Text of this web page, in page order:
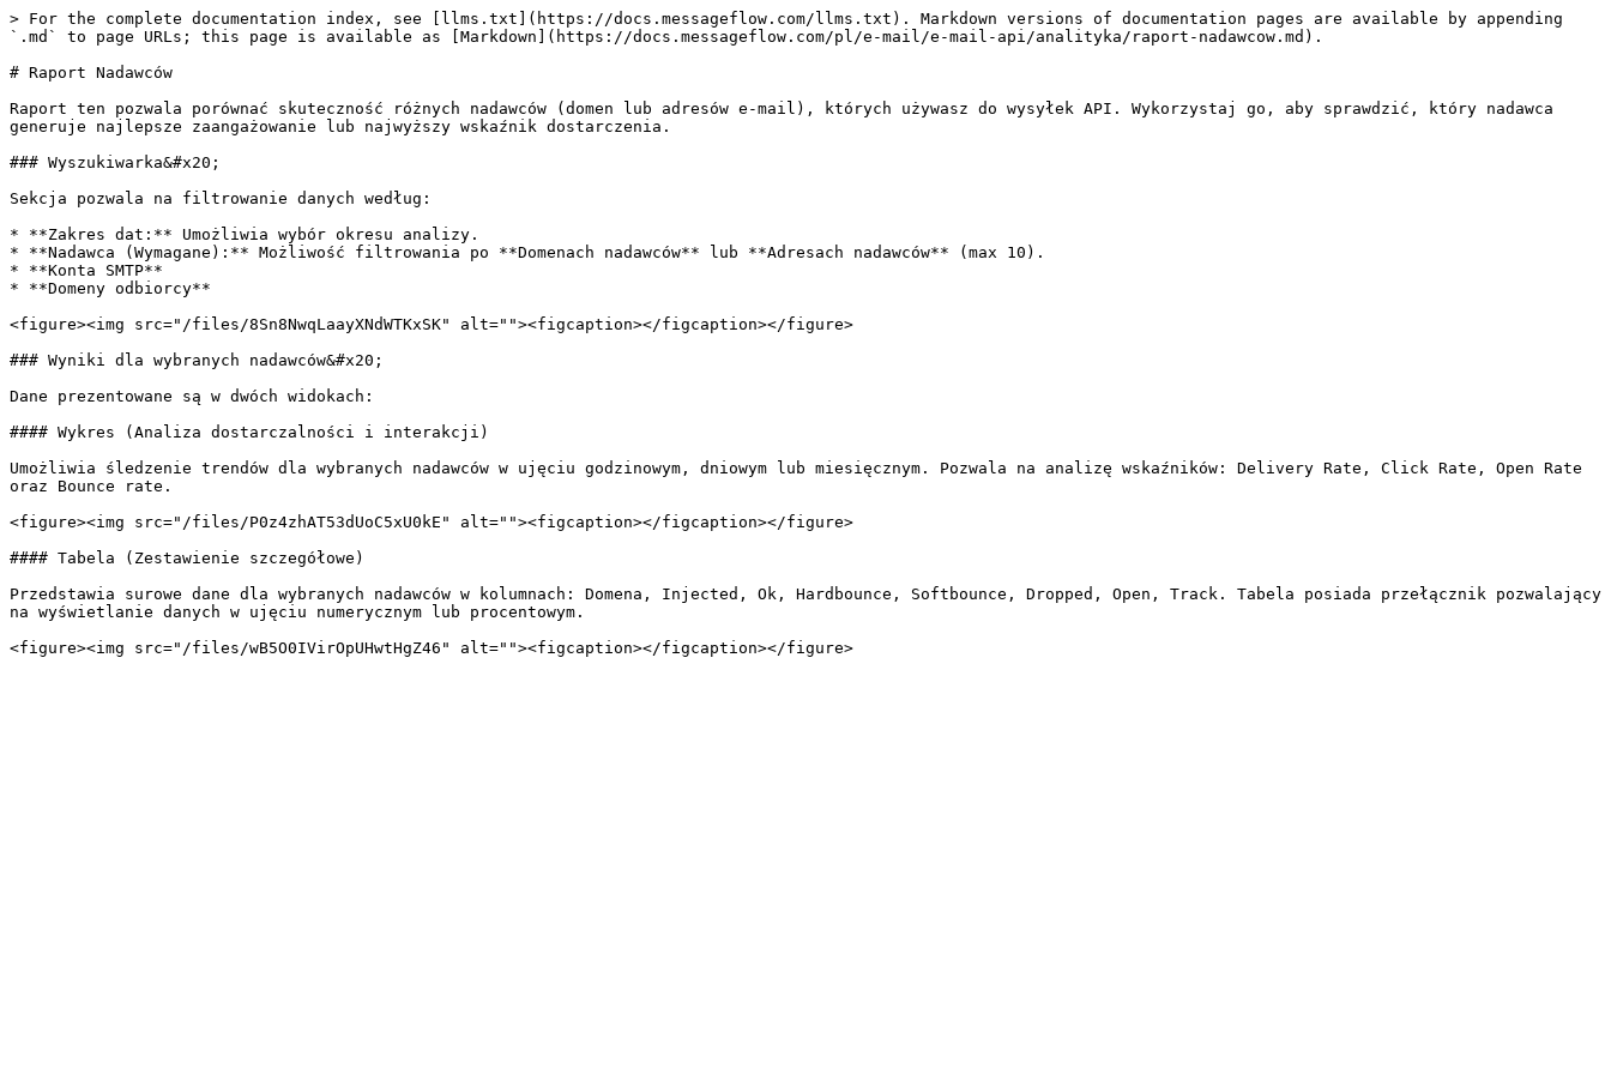
> For the complete documentation index, see [llms.txt](https://docs.messageflow.com/llms.txt). Markdown versions of documentation pages are available by appending
`.md` to page URLs; this page is available as [Markdown](https://docs.messageflow.com/pl/e-mail/e-mail-api/analityka/raport-nadawcow.md).
# Raport Nadawców
Raport ten pozwala porównać skuteczność różnych nadawców (domen lub adresów e-mail), których używasz do wysyłek API. Wykorzystaj go, aby sprawdzić, który nadawca
generuje najlepsze zaangażowanie lub najwyższy wskaźnik dostarczenia.
### Wyszukiwarka&#x20;
Sekcja pozwala na filtrowanie danych według:
* **Zakres dat:** Umożliwia wybór okresu analizy.
* **Nadawca (Wymagane):** Możliwość filtrowania po **Domenach nadawców** lub **Adresach nadawców** (max 10).
* **Konta SMTP**
* **Domeny odbiorcy**
<figure><img src="/files/8Sn8NwqLaayXNdWTKxSK" alt=""><figcaption></figcaption></figure>
### Wyniki dla wybranych nadawców&#x20;
Dane prezentowane są w dwóch widokach:
#### Wykres (Analiza dostarczalności i interakcji)
Umożliwia śledzenie trendów dla wybranych nadawców w ujęciu godzinowym, dniowym lub miesięcznym. Pozwala na analizę wskaźników: Delivery Rate, Click Rate, Open Rate
oraz Bounce rate.
<figure><img src="/files/P0z4zhAT53dUoC5xU0kE" alt=""><figcaption></figcaption></figure>
#### Tabela (Zestawienie szczegółowe)
Przedstawia surowe dane dla wybranych nadawców w kolumnach: Domena, Injected, Ok, Hardbounce, Softbounce, Dropped, Open, Track. Tabela posiada przełącznik pozwalający
na wyświetlanie danych w ujęciu numerycznym lub procentowym.